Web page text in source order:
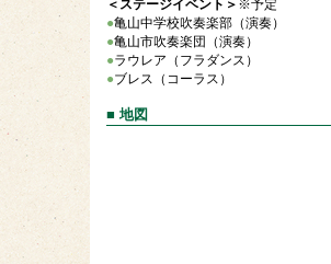
＜ステージイベント＞ ※予定
●亀山中学校吹奏楽部（演奏）
●亀山市吹奏楽団（演奏）
●ラウレア（フラダンス）
●ブレス（コーラス）
■ 地図